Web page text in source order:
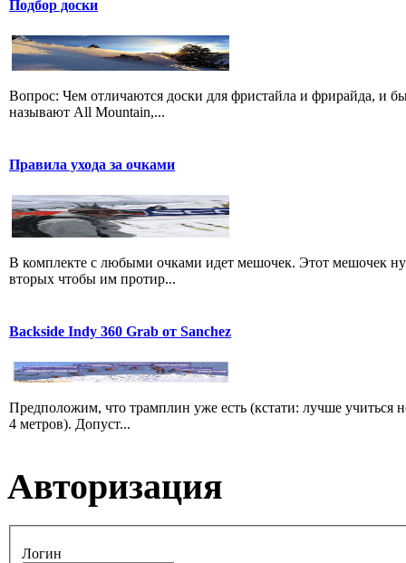
Подбор доски
Вопрос: Чем отличаются доски для фристайла и фрирайда, и
называют All Mountain,...
Правила ухода за очками
В комплекте с любыми очками идет мешочек. Этот мешочек
вторых чтобы им протир...
Backside Indy 360 Grab от Sanchez
Предположим, что трамплин уже есть (кстати: лучше учиться
4 метров). Допуст...
Авторизация
Логин